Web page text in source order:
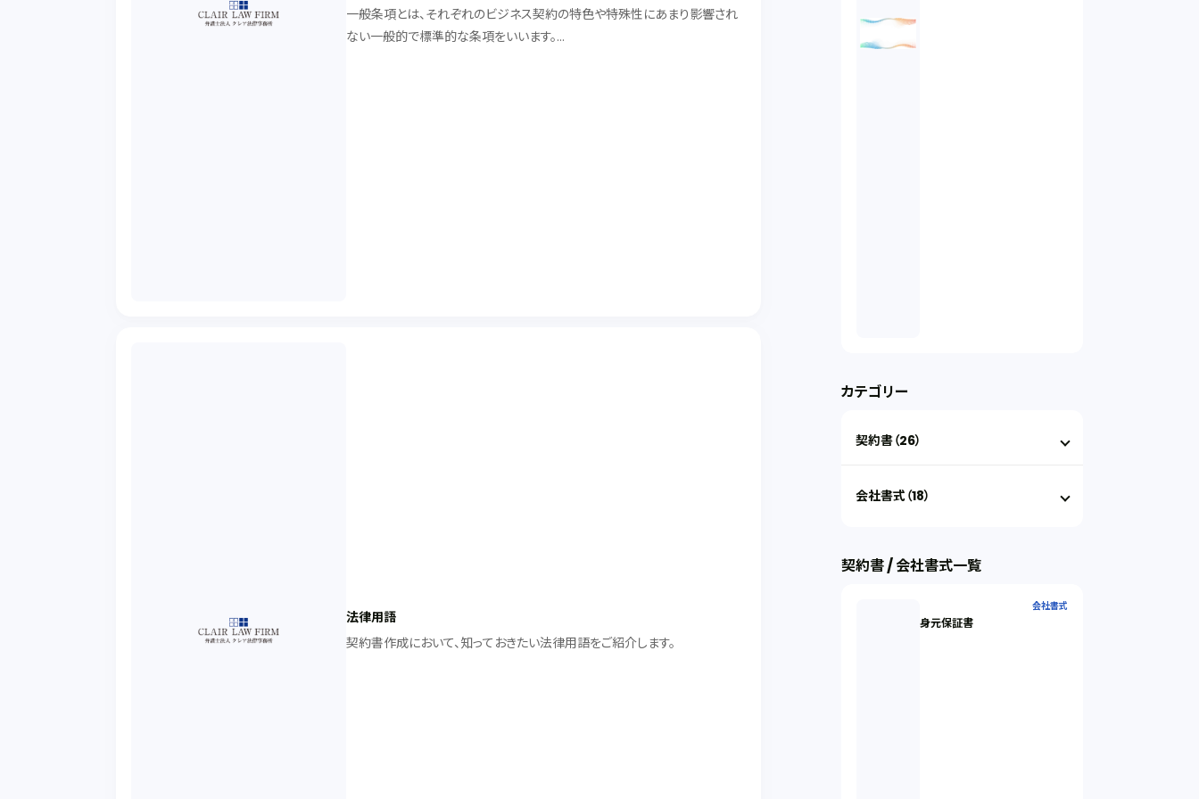
一般条項とは、それぞれのビジネス契約の特色や特殊性にあまり影響され
ない一般的で標準的な条項をいいます。
法律用語
契約書作成において、知っておきたい法律用語をご紹介します。
カテゴリー
契約書（26）
会社書式（18）
契約書 / 会社書式一覧
会社書式
身元保証書